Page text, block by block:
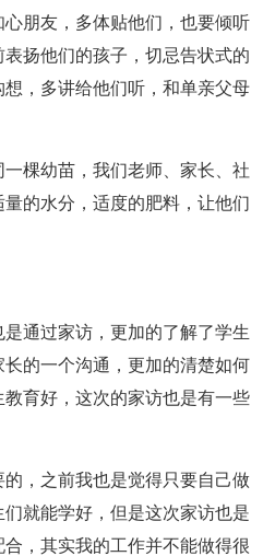
朋友，多体贴他们，也要倾听
扬他们的孩子，切忌告状式的
，多讲给他们听，和单亲父母
棵幼苗，我们老师、家长、社
的水分，适度的肥料，让他们
通过家访，更加的了解了学生
的一个沟通，更加的清楚如何
育好，这次的家访也是有一些
，之前我也是觉得只要自己做
就能学好，但是这次家访也是
，其实我的工作并不能做得很